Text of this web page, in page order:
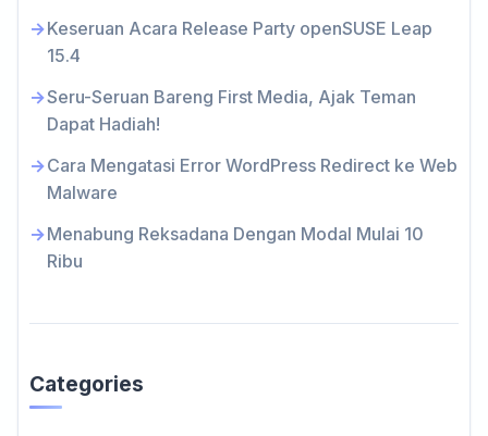
Keseruan Acara Release Party openSUSE Leap
15.4
Seru-Seruan Bareng First Media, Ajak Teman
Dapat Hadiah!
Cara Mengatasi Error WordPress Redirect ke Web
Malware
Menabung Reksadana Dengan Modal Mulai 10
Ribu
Categories